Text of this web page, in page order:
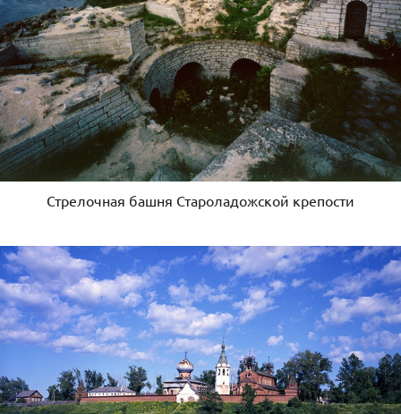
Стрелочная башня Староладожской крепости